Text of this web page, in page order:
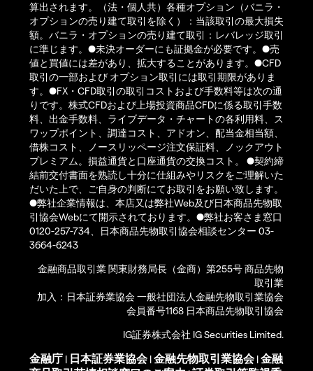
算出されます。（法・個人共）各種オプション（バニラ・
オプションの売り建て取引を除く）：当該取引の最大損失
額。バニラ・オプションの売り建て取引：レバレッジ取引
に準じます。●未決オーダーにも証拠金が必要です。●売
値と買値には差があり、拡大することがあります。●CFD
取引の一部および オプション取引には取引期限がありま
す。●FX・CFD取引の取引コストおよび手数料等は次の通
りです。株式CFDおよび上場投資商品CFDに係る取引手数
料、出金手数料、ライブデータ・チャートの各利用料、ス
ワップポイント、調達コスト、アドオン、配当金相当額、
借株コスト、ノースリッページ注文保証料、ノックアウト
プレミアム。損益通貨と口座通貨の交換コスト。 ●契約締
結前交付書面を熟読し十分に仕組みやリスクをご理解いた
だいた上で、ご自身の判断にてお取引をお願い致します。
●弊社企業情報は、本店又は弊社Web及び日本商品先物取
引協会Webにて開示されております。●弊社お客さま窓口
0120-257-734、日本商品先物取引協会相談センター 03-
3664-6243
金融商品取引業 関東財務局長（金商）第255号 商品先物
取引業
加入：日本証券業協会 一般社団法人金融先物取引業協会
会員番号1168 日本商品先物取引協会
IG証券株式会社 IG Securities Limited.
金融庁 | 日本証券業協会|金融先物取引業協会|金融